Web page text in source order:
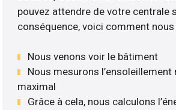
pouvez attendre de votre centrale
conséquence, voici comment
Nous venons voir le bâtiment
Nous mesurons l’ensoleillement
maximal
Grâce à cela, nous calculons